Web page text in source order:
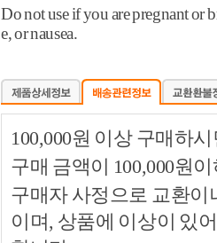
Do not use if you are pregnant or
e, or nausea.
100,000원 이상 구매하
구매 금액이 100,000원
구매자 사정으로 교환이
이며, 상품에 이상이 있